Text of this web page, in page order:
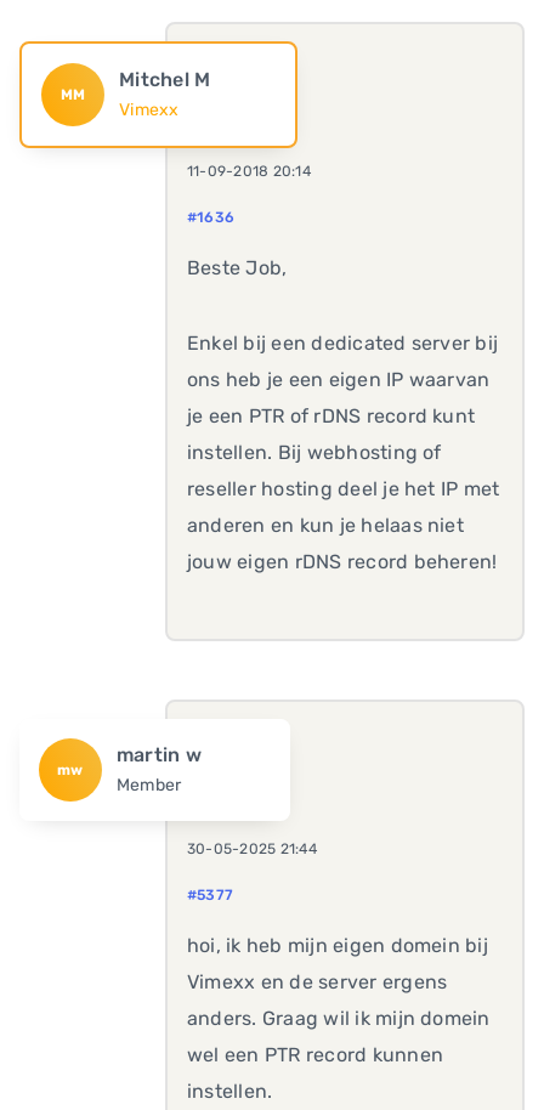
MM
Mitchel M
Vimexx
11-09-2018 20:14
#1636
Beste Job,
Enkel bij een dedicated server bij
ons heb je een eigen IP waarvan
je een PTR of rDNS record kunt
instellen. Bij webhosting of
reseller hosting deel je het IP met
anderen en kun je helaas niet
jouw eigen rDNS record beheren!
mw
martin w
Member
30-05-2025 21:44
#5377
hoi, ik heb mijn eigen domein bij
Vimexx en de server ergens
anders. Graag wil ik mijn domein
wel een PTR record kunnen
instellen.